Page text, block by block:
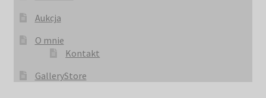
Aukcja
O mnie
Kontakt
GalleryStore